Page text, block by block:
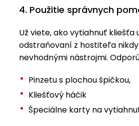
4. Použitie správnych
Už viete, ako vytiahnuť kliešťa
odstraňovaní z hostiteľa
nevhodnými nástrojmi.
Pinzetu s plochou špičkou,
Kliešťový háčik
Špeciálne karty na